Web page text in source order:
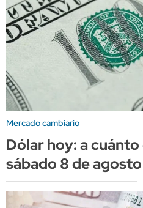
Mercado cambiario
Dólar hoy: a
sábado 8 de agosto